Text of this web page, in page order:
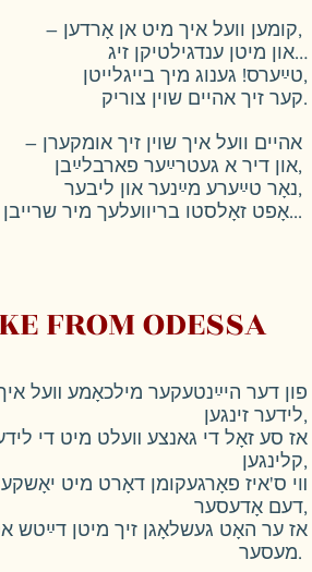
– קומען וועל איך מיט אן אָרדען,
און מיטן ענדגילטיקן זיג…
טײַערס! גענוג מיך בייגלייטן,
קער זיך אהיים שוין צוריק.
און דיר א געטרײַער פארבלײַבן,
נאָר טײַערע מײַנער און ליבער,
אָפט זאָלסטו בריוועלעך מיר שרייבן...
FROM ODESSA
פון דער היײַנטעקער מילכאָמע װעל
לידער זינגען,
אז סע זאָל די גאנצע װעלט מיט די
קלינגען,
װי ס'איז פאָרגעקומן דאָרט מיט יאָשקע
דעם אָדעסער,
אז ער האָט געשלאָגן זיך מיטן דײַטש
מעסער.